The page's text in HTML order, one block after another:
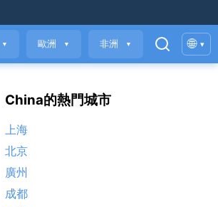
▼ 歐洲 ▼ 非洲 ▼ 🌐 ▾
China的熱門城市
上海
北京
廣州
成都